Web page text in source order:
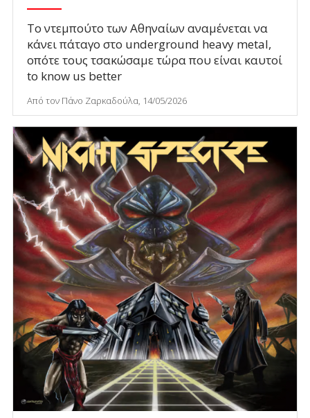
Το ντεμπούτο των Αθηναίων αναμένεται να
κάνει πάταγο στο underground heavy metal,
οπότε τους τσακώσαμε τώρα που είναι καυτοί
to know us better
Από τον Πάνο Ζαρκαδούλα, 14/05/2026